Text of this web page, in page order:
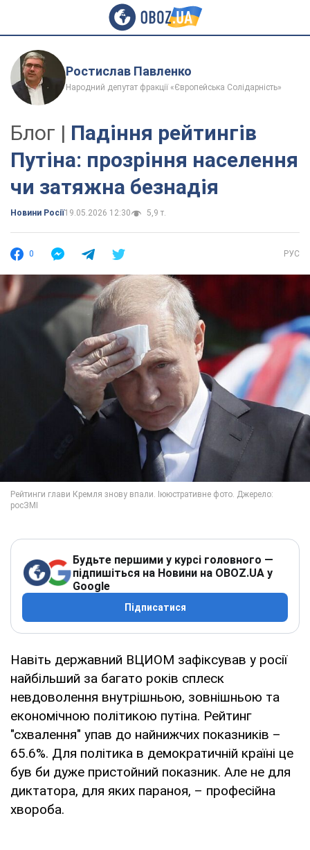
Ростислав Павленко
Народний депутат фракції «Європейська Солідарність»
Блог | Падіння рейтингів
Путіна: прозріння населення
чи затяжна безнадія
Новини Росії19.05.2026 12:30 5,9 т.
0 РУС
Будьте першими у курсі головного —
підпишіться на Новини на OBOZ.UA у
Google
Підписатися
Навіть державний ВЦИОМ зафіксував у росії
найбільший за багато років сплеск
невдоволення внутрішньою, зовнішньою та
економічною політикою путіна. Рейтинг
"схвалення" упав до найнижчих показників –
65.6%. Для політика в демократичній країні це
був би дуже пристойний показник. Але не для
диктатора, для яких параноя, – професійна
хвороба.